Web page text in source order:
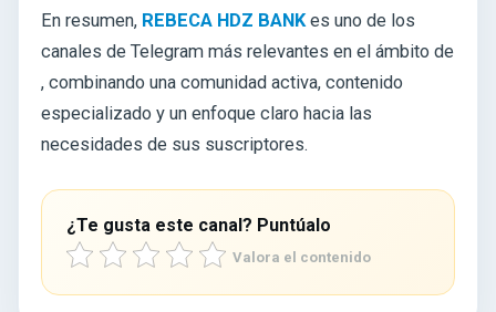
En resumen, REBECA HDZ BANK es uno de los
canales de Telegram más relevantes en el ámbito de
, combinando una comunidad activa, contenido
especializado y un enfoque claro hacia las
necesidades de sus suscriptores.
¿Te gusta este canal? Puntúalo
Valora el contenido